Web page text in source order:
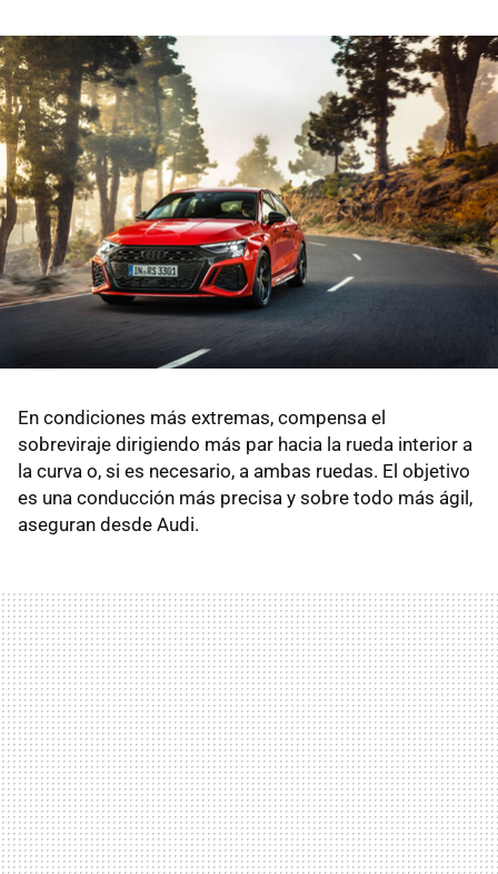
En condiciones más extremas, compensa el
sobreviraje dirigiendo más par hacia la rueda interior a
la curva o, si es necesario, a ambas ruedas. El objetivo
es una conducción más precisa y sobre todo más ágil,
aseguran desde Audi.